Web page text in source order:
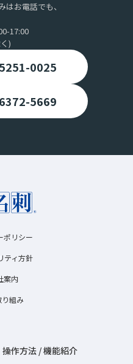
お電話でも、
17:00
)
0025
5669
ポリシー
ティ方針
案内
り組み
操作方法 / 機能紹介